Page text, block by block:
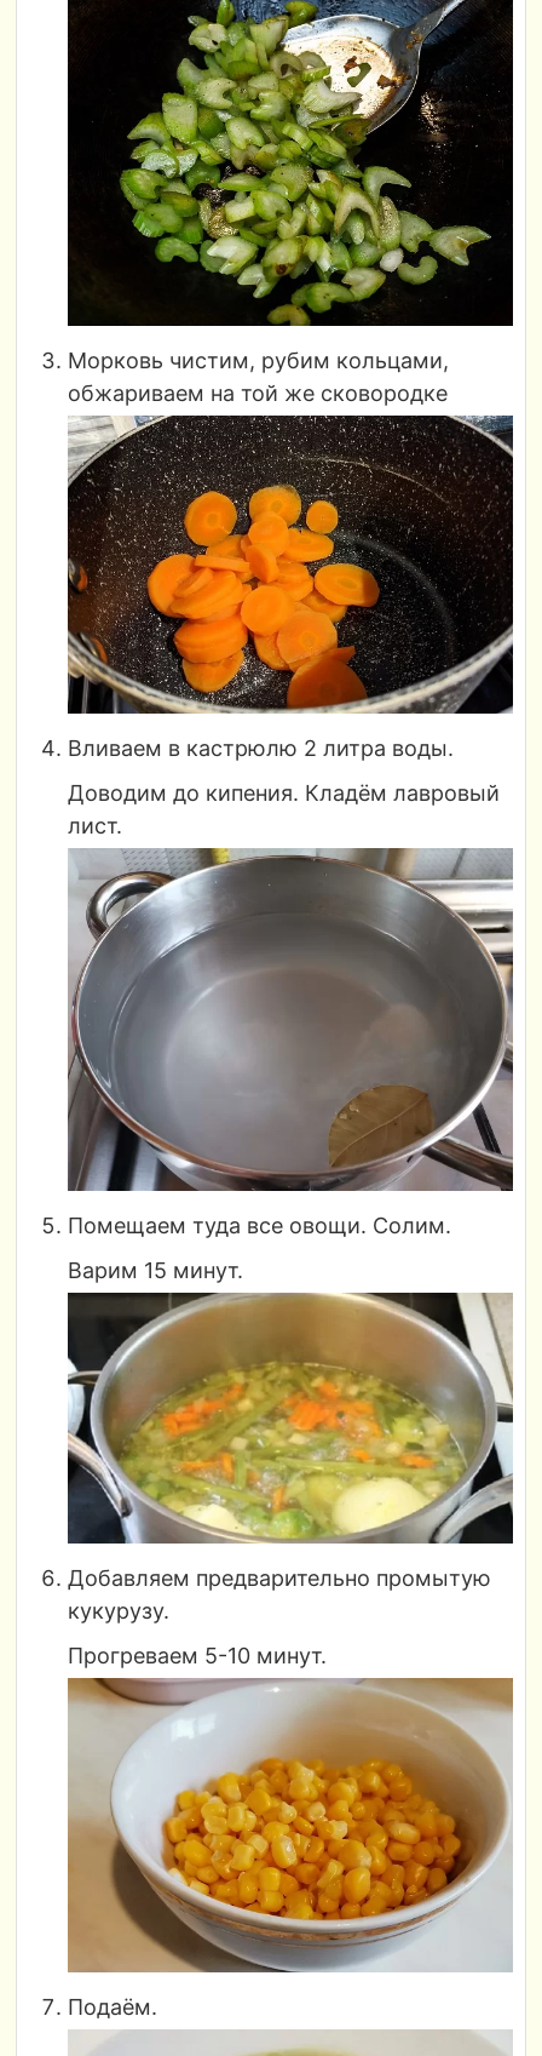
Морковь чистим, рубим кольцами,
обжариваем на той же сковородке
Вливаем в кастрюлю 2 литра воды.
Доводим до кипения. Кладём лавровый
лист.
Помещаем туда все овощи. Солим.
Варим 15 минут.
Добавляем предварительно промытую
кукурузу.
Прогреваем 5-10 минут.
Подаём.